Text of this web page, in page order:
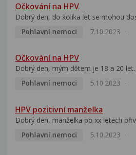
Očkování na HPV
Dobrý den, do kolika let se mohou
Pohlavní nemoci
7.10.2023
Očkování na HPV
Dobrý den, mým dětem je 18 a 20 let.
Pohlavní nemoci
5.10.2023
HPV pozitivní manželka
Dobrý den, manželka po xx letech
Pohlavní nemoci
5.10.2023